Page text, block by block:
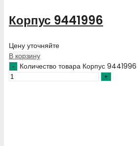
Корпус 9441996
Цену уточняйте
В корзину
Количество товара Корпус 9441996